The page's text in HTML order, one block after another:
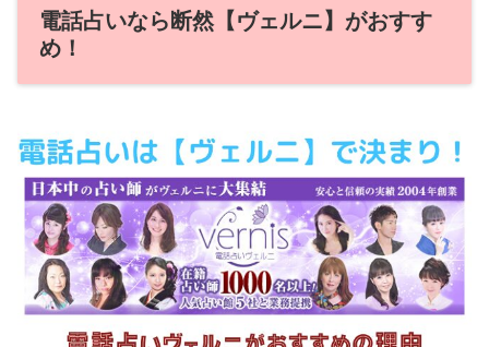
電話占いなら断然【ヴェルニ】がおすす
め！